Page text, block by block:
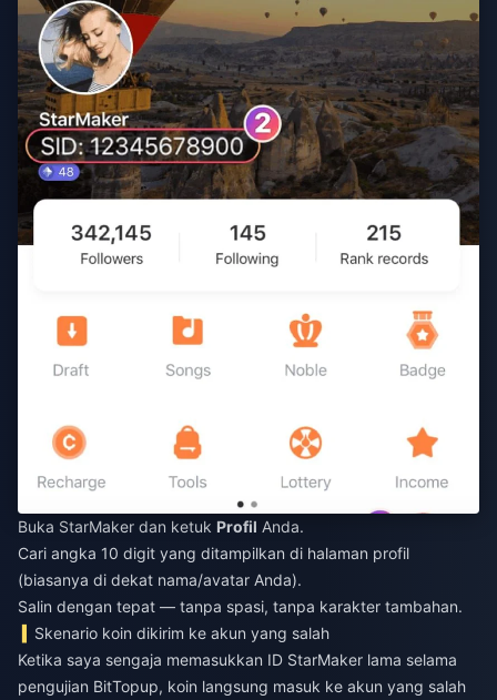
Buka StarMaker dan ketuk Profil Anda.
Cari angka 10 digit yang ditampilkan di halaman profil
(biasanya di dekat nama/avatar Anda).
Salin dengan tepat — tanpa spasi, tanpa karakter tambahan.
Skenario koin dikirim ke akun yang salah
Ketika saya sengaja memasukkan ID StarMaker lama selama
pengujian BitTopup, koin langsung masuk ke akun yang salah